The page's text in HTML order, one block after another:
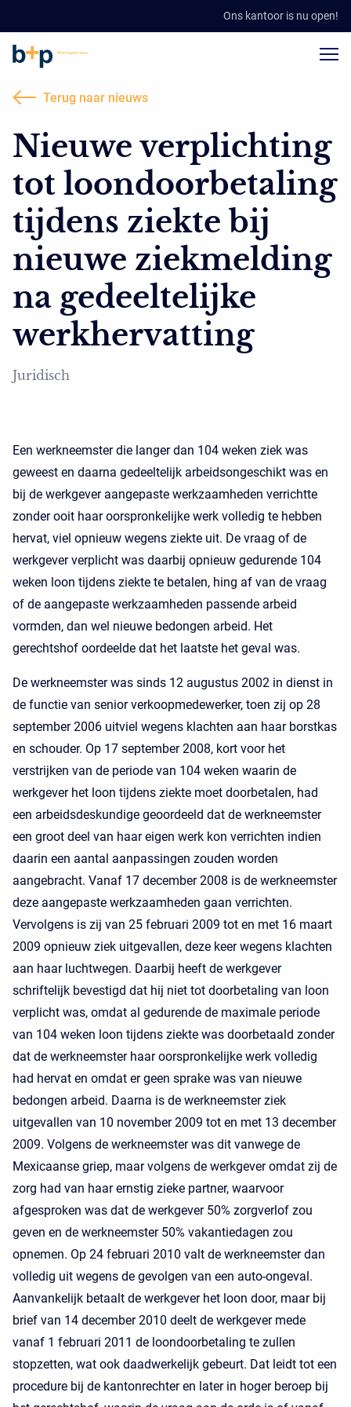
Ons kantoor is nu open!
Terug naar nieuws
Nieuwe verplichting
tot loondoorbetaling
tijdens ziekte bij
nieuwe ziekmelding
na gedeeltelijke
werkhervatting
Juridisch
Een werkneemster die langer dan 104 weken ziek was
geweest en daarna gedeeltelijk arbeidsongeschikt was en
bij de werkgever aangepaste werkzaamheden verrichtte
zonder ooit haar oorspronkelijke werk volledig te hebben
hervat, viel opnieuw wegens ziekte uit. De vraag of de
werkgever verplicht was daarbij opnieuw gedurende 104
weken loon tijdens ziekte te betalen, hing af van de vraag
of de aangepaste werkzaamheden passende arbeid
vormden, dan wel nieuwe bedongen arbeid. Het
gerechtshof oordeelde dat het laatste het geval was.
De werkneemster was sinds 12 augustus 2002 in dienst in
de functie van senior verkoopmedewerker, toen zij op 28
september 2006 uitviel wegens klachten aan haar borstkas
en schouder. Op 17 september 2008, kort voor het
verstrijken van de periode van 104 weken waarin de
werkgever het loon tijdens ziekte moet doorbetalen, had
een arbeidsdeskundige geoordeeld dat de werkneemster
een groot deel van haar eigen werk kon verrichten indien
daarin een aantal aanpassingen zouden worden
aangebracht. Vanaf 17 december 2008 is de werkneemster
deze aangepaste werkzaamheden gaan verrichten.
Vervolgens is zij van 25 februari 2009 tot en met 16 maart
2009 opnieuw ziek uitgevallen, deze keer wegens klachten
aan haar luchtwegen. Daarbij heeft de werkgever
schriftelijk bevestigd dat hij niet tot doorbetaling van loon
verplicht was, omdat al gedurende de maximale periode
van 104 weken loon tijdens ziekte was doorbetaald zonder
dat de werkneemster haar oorspronkelijke werk volledig
had hervat en omdat er geen sprake was van nieuwe
bedongen arbeid. Daarna is de werkneemster ziek
uitgevallen van 10 november 2009 tot en met 13 december
2009. Volgens de werkneemster was dit vanwege de
Mexicaanse griep, maar volgens de werkgever omdat zij de
zorg had van haar ernstig zieke partner, waarvoor
afgesproken was dat de werkgever 50% zorgverlof zou
geven en de werkneemster 50% vakantiedagen zou
opnemen. Op 24 februari 2010 valt de werkneemster dan
volledig uit wegens de gevolgen van een auto-ongeval.
Aanvankelijk betaalt de werkgever het loon door, maar bij
brief van 14 december 2010 deelt de werkgever mede
vanaf 1 februari 2011 de loondoorbetaling te zullen
stopzetten, wat ook daadwerkelijk gebeurt. Dat leidt tot een
procedure bij de kantonrechter en later in hoger beroep bij